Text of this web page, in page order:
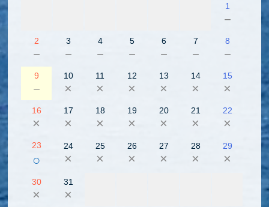
1
－
2
－
3
－
4
－
5
－
6
－
7
－
8
－
9
－
10
×
11
×
12
×
13
×
14
×
15
×
16
×
17
×
18
×
19
×
20
×
21
×
22
×
23
○
24
×
25
×
26
×
27
×
28
×
29
×
30
×
31
×